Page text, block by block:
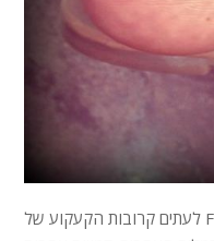
לעתים קרובות הקעקוע של Faith Love Hope מוצג אפילו רק